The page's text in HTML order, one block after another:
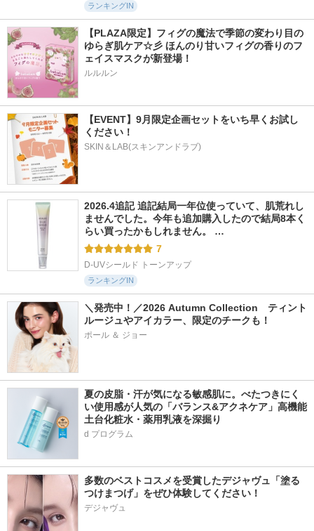
ランキングIN
【PLAZA限定】フィグの魔法で季節の変わり目の
ゆらぎ肌ケア☆彡 ほんのり甘いフィグの香りのフ
ェイスマスクが新登場！
ルルルン
【EVENT】9月限定企画セットをいち早くお試し
ください！
SKIN＆LAB(スキンアンドラブ)
2026.4追記 追記結局一年位使っていて、肌荒れし
ませんでした。今年も追加購入したので結局8本く
らい買ったかもしれません。 …
7
D-UVシールド トーンアップ
ランキングIN
＼発売中！／2026 Autumn Collection　ティント
ルージュやアイカラー、限定のチークも！
ポール ＆ ジョー
夏の皮脂・汗が気になる敏感肌に。べたつきにく
い使用感が人気の「バランス&アクネケア」高機能
土台化粧水・薬用乳液を深掘り
d プログラム
多数のベストコスメを受賞したデジャヴュ「塗る
つけまつげ」をぜひ体験してください！
デジャヴュ